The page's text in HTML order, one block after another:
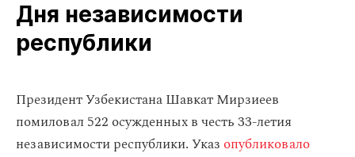
Дня независимости
республики
Президент Узбекистана Шавкат Мирзиеев
помиловал 522 осужденных в честь 33-летия
независимости республики. Указ опубликовало